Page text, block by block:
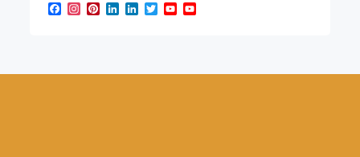
Facebook
Instagram
Pinterest
LinkedIn
LinkedIn
TwitterYouTube